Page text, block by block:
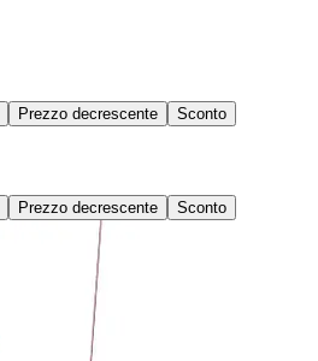
Prezzo decrescente Sconto
Prezzo decrescente Sconto